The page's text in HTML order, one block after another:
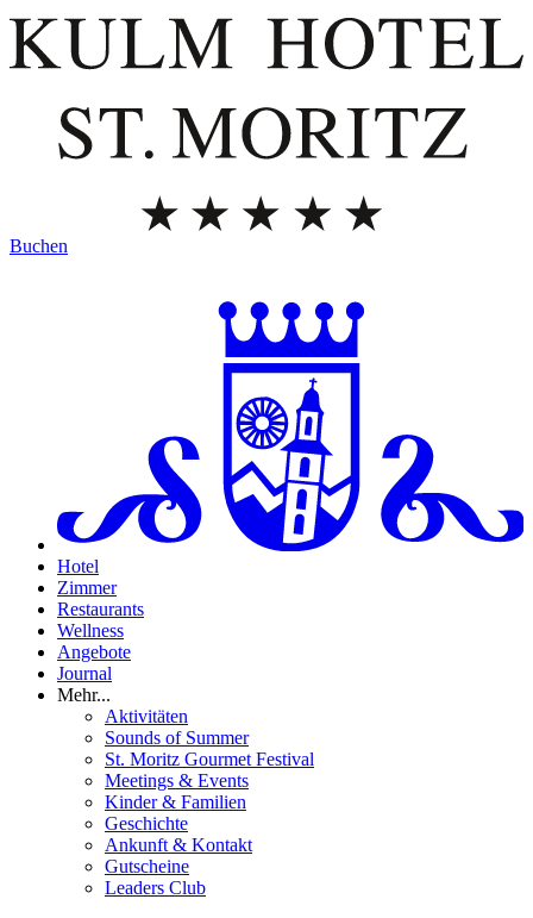
Buchen
Hotel
Zimmer
Restaurants
Wellness
Angebote
Journal
Mehr...
Aktivitäten
Sounds of Summer
St. Moritz Gourmet Festival
Meetings & Events
Kinder & Familien
Geschichte
Ankunft & Kontakt
Gutscheine
Leaders Club